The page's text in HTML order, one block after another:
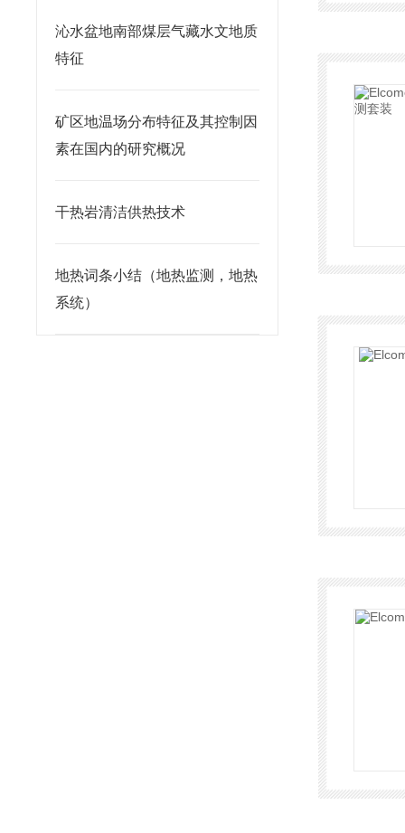
沁水盆地南部煤层气藏水文地质
特征
矿区地温场分布特征及其控制因
素在国内的研究概况
干热岩清洁供热技术
地热词条小结（地热监测，地热
系统）